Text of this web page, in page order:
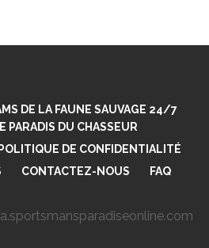
DE LA FAUNE SAUVAGE 24/7
PARADIS DU CHASSEUR
POLITIQUE DE CONFIDENTIALITÉ
CONTACTEZ-NOUS FAQ